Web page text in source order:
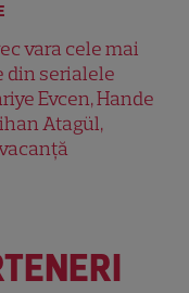
vara cele mai
din serialele
Evcen, Hande
Atagül,